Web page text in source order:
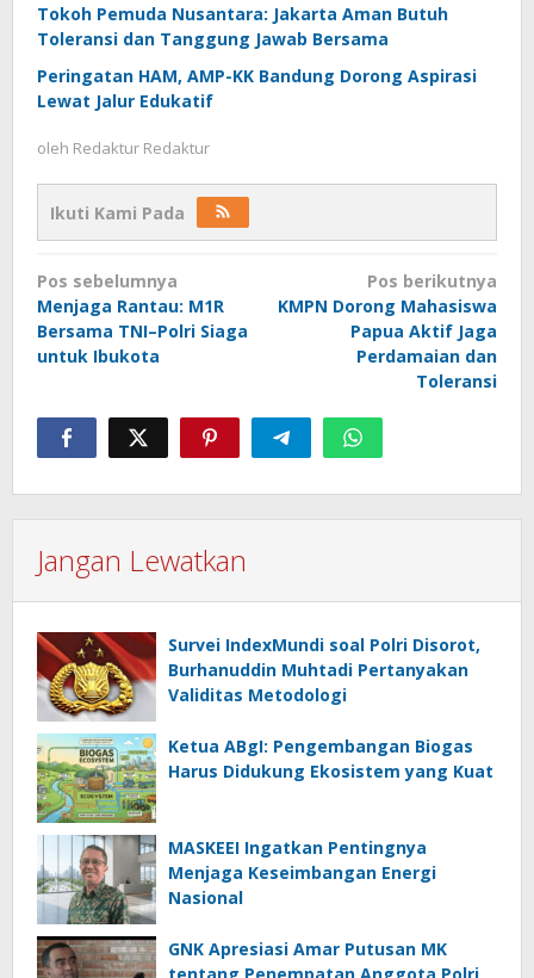
Tokoh Pemuda Nusantara: Jakarta Aman Butuh
Toleransi dan Tanggung Jawab Bersama
Peringatan HAM, AMP-KK Bandung Dorong Aspirasi
Lewat Jalur Edukatif
oleh Redaktur Redaktur
Ikuti Kami Pada
Navigasi
pos
Pos sebelumnya
Menjaga Rantau: M1R
Bersama TNI–Polri Siaga
untuk Ibukota
Pos berikutnya
KMPN Dorong Mahasiswa
Papua Aktif Jaga
Perdamaian dan
Toleransi
Jangan Lewatkan
Survei IndexMundi soal Polri Disorot,
Burhanuddin Muhtadi Pertanyakan
Validitas Metodologi
Ketua ABgI: Pengembangan Biogas
Harus Didukung Ekosistem yang Kuat
MASKEEI Ingatkan Pentingnya
Menjaga Keseimbangan Energi
Nasional
GNK Apresiasi Amar Putusan MK